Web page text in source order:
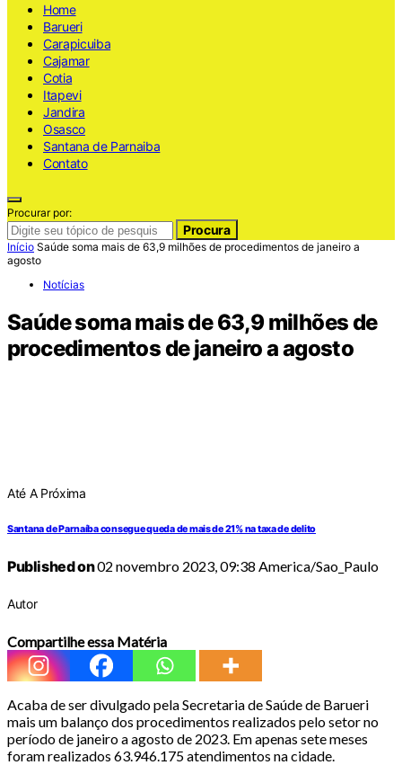
Home
Barueri
Carapicuiba
Cajamar
Cotia
Itapevi
Jandira
Osasco
Santana de Parnaiba
Contato
Procurar por:
Procura
Início Saúde soma mais de 63,9 milhões de procedimentos de janeiro a
agosto
Notícias
Saúde soma mais de 63,9 milhões de
procedimentos de janeiro a agosto
Até A Próxima
Santana de Parnaíba consegue queda de mais de 21% na taxa de delito
Published on02 novembro 2023, 09:38 America/Sao_Paulo
Autor
Compartilhe essa Matéria
Acaba de ser divulgado pela Secretaria de Saúde de Barueri
mais um balanço dos procedimentos realizados pelo setor no
período de janeiro a agosto de 2023. Em apenas sete meses
foram realizados 63.946.175 atendimentos na cidade.